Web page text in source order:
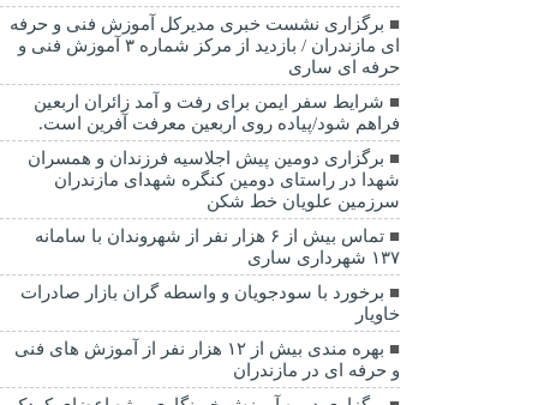
برگزاری نشست خبری مدیرکل آموزش فنی و حرفه
ای مازندران / بازدید از مرکز شماره ۳ آموزش فنی و
حرفه ای ساری
شرایط سفر ایمن برای رفت و آمد زائران اربعین
فراهم شود/پیاده روی اربعین معرفت آفرین است.
برگزاری دومین پیش اجلاسیه فرزندان و همسران
شهدا در راستای دومین کنگره شهدای مازندران
سرزمین علویان خط شکن
تماس بیش از ۶ هزار نفر از شهروندان با سامانه
۱۳۷ شهرداری ساری
برخورد با سودجویان و واسطه گران بازار صادرات
خاویار
بهره مندی بیش از ۱۲ هزار نفر از آموزش های فنی
و حرفه ای در مازندران